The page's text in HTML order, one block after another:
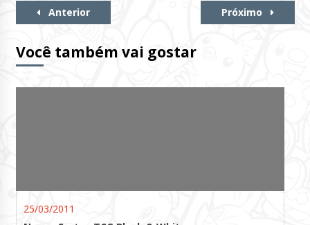
Continue
Anterior Próximo
Você também vai gostar
25/03/2011